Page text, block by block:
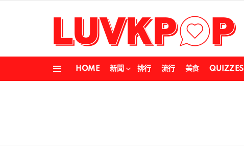
HOME 新聞 排行 流行 美食 QUIZZES